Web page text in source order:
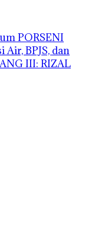
PORSENI
BPJS, dan
III: RIZAL